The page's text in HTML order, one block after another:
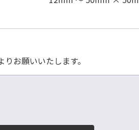
りお願いいたします。